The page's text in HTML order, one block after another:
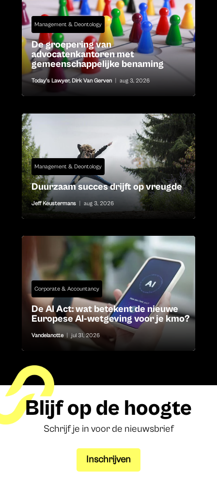
Management & Deontology
De groepering van
advocatenkantoren met
gemeenschappelijke benaming
Today's Lawyer, Dirk Van Gerven aug 3, 2026
Management & Deontology
Duurzaam succes drijft op vreugde
Jeff Keustermans aug 3, 2026
Corporate & Accountancy
De AI Act: wat betekent de nieuwe
Europese AI-wetgeving voor je kmo?
Vandelanotte jul 31, 2026
Blijf op de hoogte
Schrijf je in voor de nieuwsbrief
Inschrijven